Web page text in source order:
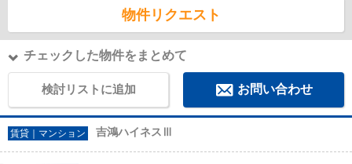
物件リクエスト
チェックした物件をまとめて
検討リストに追加 お問い合わせ
賃貸｜マンション 吉鴻ハイネスⅢ